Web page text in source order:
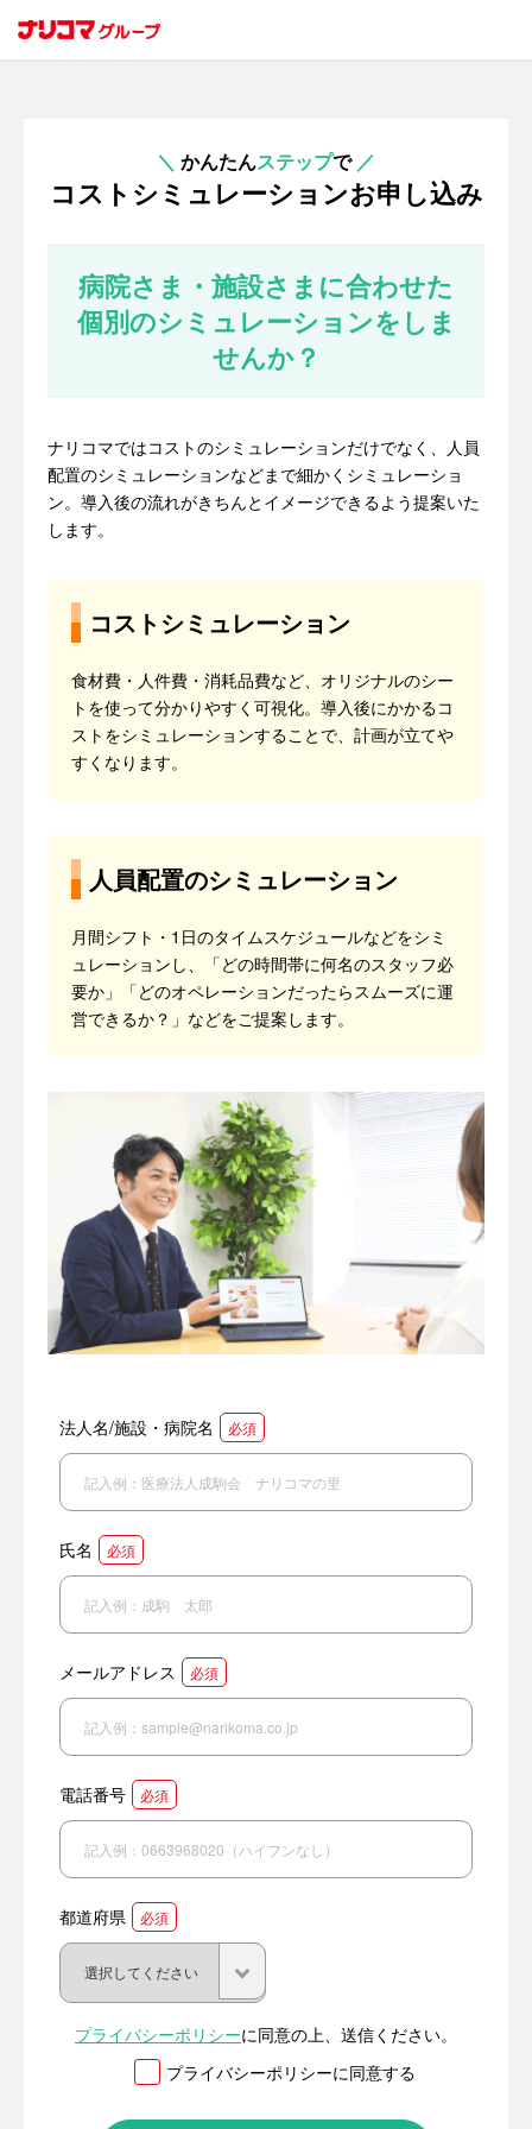
＼ かんたんステップで ／
コストシミュレーションお申し込み
病院さま・施設さまに合わせた
個別のシミュレーションをしま
せんか？
ナリコマではコストのシミュレーションだけでなく、人員
配置のシミュレーションなどまで細かくシミュレーショ
ン。導入後の流れがきちんとイメージできるよう提案いた
します。
コストシミュレーション
食材費・人件費・消耗品費など、オリジナルのシー
トを使って分かりやすく可視化。導入後にかかるコ
ストをシミュレーションすることで、計画が立てや
すくなります。
人員配置のシミュレーション
月間シフト・1日のタイムスケジュールなどをシミ
ュレーションし、「どの時間帯に何名のスタッフ必
要か」「どのオペレーションだったらスムーズに運
営できるか？」などをご提案します。
法人名/施設・病院名 必須
氏名 必須
メールアドレス 必須
電話番号 必須
都道府県 必須
プライバシーポリシーに同意の上、送信ください。
プライバシーポリシーに同意する